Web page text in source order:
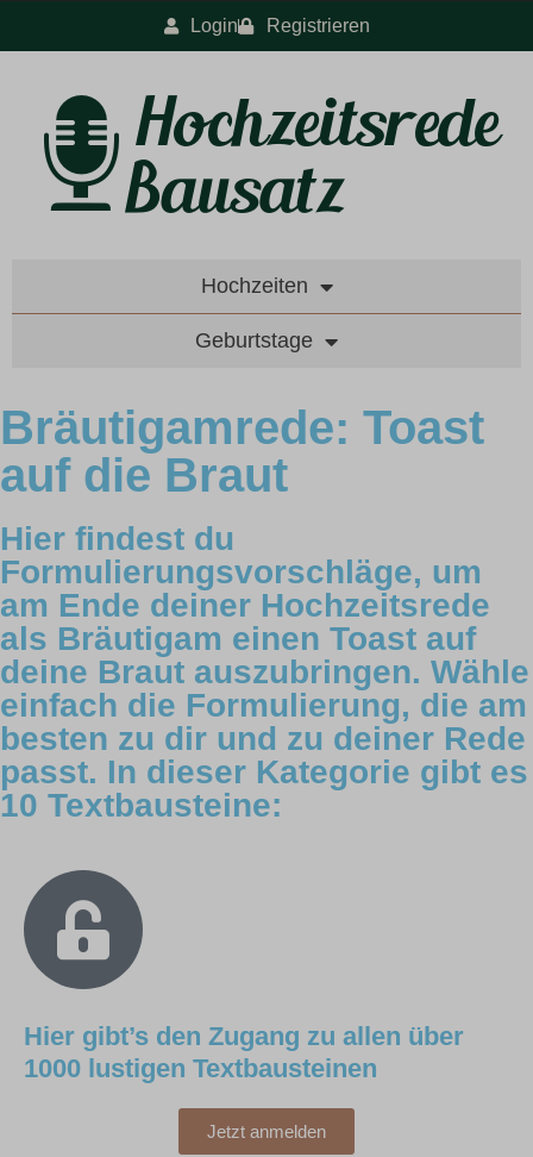
Login Registrieren
Hochzeiten
Geburtstage
Bräutigamrede: Toast
auf die Braut
Hier findest du
Formulierungsvorschläge, um
am Ende deiner Hochzeitsrede
als Bräutigam einen Toast auf
deine Braut auszubringen. Wähle
einfach die Formulierung, die am
besten zu dir und zu deiner Rede
passt. In dieser Kategorie gibt es
10 Textbausteine:
Hier gibt’s den Zugang zu allen über
1000 lustigen Textbausteinen
Jetzt anmelden